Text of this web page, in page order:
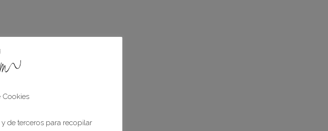
Cookies
de terceros para recopilar